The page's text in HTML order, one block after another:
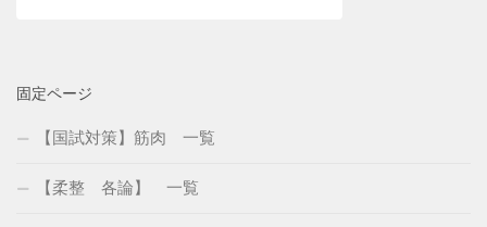
固定ページ
【国試対策】筋肉 一覧
【柔整 各論】 一覧